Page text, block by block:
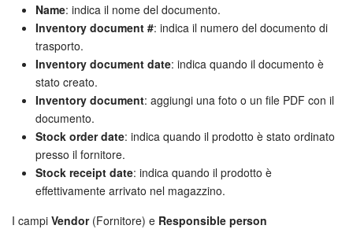
Name: indica il nome del documento.
Inventory document #: indica il numero del documento di
trasporto.
Inventory document date: indica quando il documento è
stato creato.
Inventory document: aggiungi una foto o un file PDF con il
documento.
Stock order date: indica quando il prodotto è stato ordinato
presso il fornitore.
Stock receipt date: indica quando il prodotto è
effettivamente arrivato nel magazzino.
I campi Vendor(Fornitore) e Responsible person